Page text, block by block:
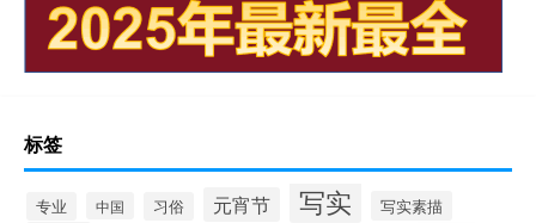
标签
专业 中国 习俗 元宵节 写实 写实素描